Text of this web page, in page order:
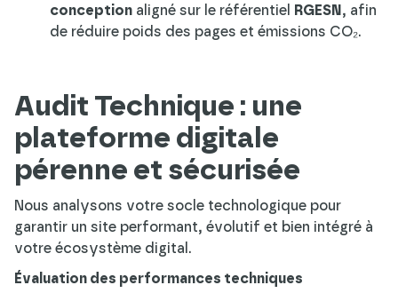
conception aligné sur le référentiel RGESN , afin
de réduire poids des pages et émissions CO₂.
Audit Technique : une
plateforme digitale
pérenne et sécurisée
Nous analysons votre socle technologique pour
garantir un site performant, évolutif et bien intégré à
votre écosystème digital.
Évaluation des performances techniques